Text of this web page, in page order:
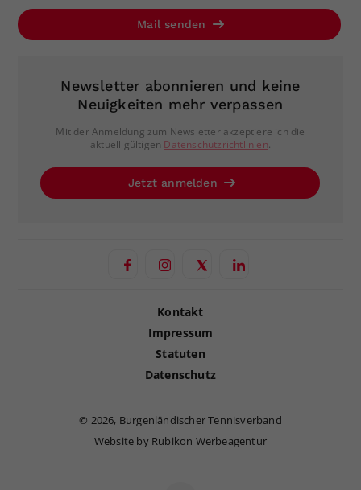
Mail senden
Newsletter abonnieren und keine
Neuigkeiten mehr verpassen
Mit der Anmeldung zum Newsletter akzeptiere ich die
aktuell gültigen Datenschutzrichtlinien.
Jetzt anmelden
Kontakt
Impressum
Statuten
Datenschutz
© 2026, Burgenländischer Tennisverband
Website by Rubikon Werbeagentur